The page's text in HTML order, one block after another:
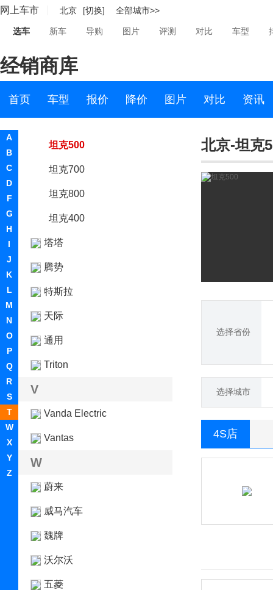
网上车市 北京 [切换] 全部城市>>
选车 新车 导购 图片 评测 对比 车型
经销商库
首页 车型 报价 降价 图片 对比 资讯
A
B
C
D
F
G
H
I
J
K
L
M
N
O
P
Q
R
S
T
W
X
Y
Z
坦克
坦克500新能源
坦克300
坦克500
坦克700
坦克800
坦克400
塔塔
腾势
特斯拉
天际
通用
Triton
V
Vanda Electric
Vantas
W
蔚来
威马汽车
魏牌
沃尔沃
五菱
北京-坦克
选择省份
选择城市
4S店